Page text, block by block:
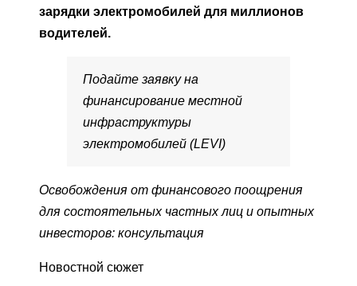
зарядки электромобилей для миллионов
водителей.
Подайте заявку на
финансирование местной
инфраструктуры
электромобилей (LEVI)
Освобождения от финансового поощрения
для состоятельных частных лиц и опытных
инвесторов: консультация
Новостной сюжет